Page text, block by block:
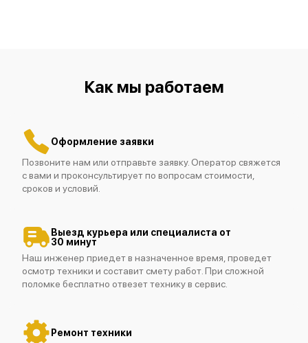
Fluke 190-062/S
Fluke 190-202
Как мы работаем
Оформление заявки
Позвоните нам или отправьте заявку. Оператор свяжется
с вами и проконсультирует по вопросам стоимости,
сроков и условий.
Выезд курьера или специалиста от
30 минут
Наш инженер приедет в назначенное время, проведет
осмотр техники и составит смету работ. При сложной
поломке бесплатно отвезет технику в сервис.
Ремонт техники